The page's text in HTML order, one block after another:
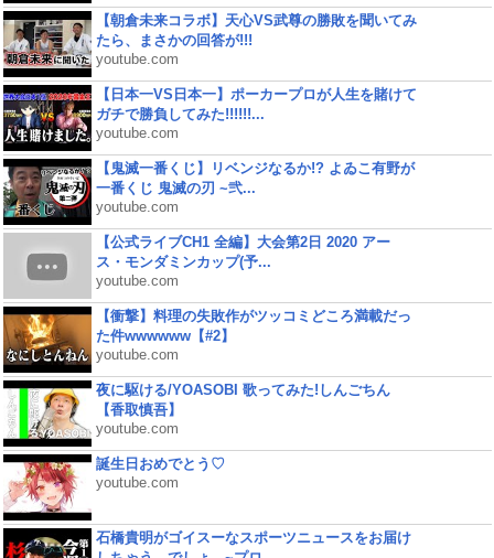
【朝倉未来コラボ】天心VS武尊の勝敗を聞いてみ
たら、まさかの回答が!!!
youtube.com
【日本一VS日本一】ポーカープロが人生を賭けて
ガチで勝負してみた!!!!!!...
youtube.com
【鬼滅一番くじ】リベンジなるか!? よゐこ有野が
一番くじ 鬼滅の刃 ~弐...
youtube.com
【公式ライブCH1 全編】大会第2日 2020 アー
ス・モンダミンカップ(予...
youtube.com
【衝撃】料理の失敗作がツッコミどころ満載だっ
た件wwwwww【#2】
youtube.com
夜に駆ける/YOASOBI 歌ってみた!しんごちん
【香取慎吾】
youtube.com
誕生日おめでとう♡
youtube.com
石橋貴明がゴイスーなスポーツニュースをお届け